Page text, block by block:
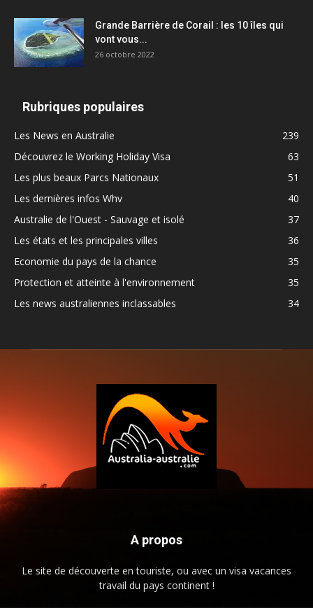
Grande Barrière de Corail : les 10 îles qui
vont vous...
26 octobre 2022
Rubriques populaires
Les News en Australie
239
Découvrez le Working Holiday Visa
63
Les plus beaux Parcs Nationaux
51
Les dernières infos Whv
40
Australie de l'Ouest - Sauvage et isolé
37
Les états et les principales villes
36
Economie du pays de la chance
35
Protection et atteinte à l'environnement
35
Les news australiennes inclassables
34
A propos
Le site de découverte en touriste, ou avec un visa vacances
travail du pays continent !